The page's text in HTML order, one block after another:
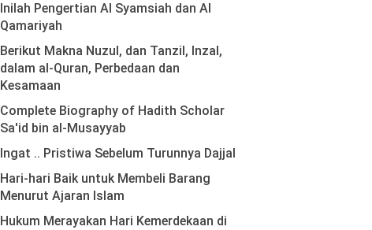
Inilah Pengertian Al Syamsiah dan Al
Qamariyah
Berikut Makna Nuzul, dan Tanzil, Inzal,
dalam al-Quran, Perbedaan dan
Kesamaan
Complete Biography of Hadith Scholar
Sa'id bin al-Musayyab
Ingat .. Pristiwa Sebelum Turunnya Dajjal
Hari-hari Baik untuk Membeli Barang
Menurut Ajaran Islam
Hukum Merayakan Hari Kemerdekaan di